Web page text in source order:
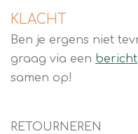
KLACHT
Ben je ergens niet
graag via een bericht
samen op!
RETOURNEREN